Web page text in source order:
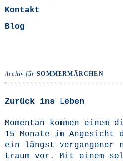
Kontakt
Blog
Archiv fürSOMMERMÄRCHEN
Zurück ins Leben
Momen­tan kom­men einem
15 Mona­te im Ange­sicht
ein längst
traum vor. Mit einem